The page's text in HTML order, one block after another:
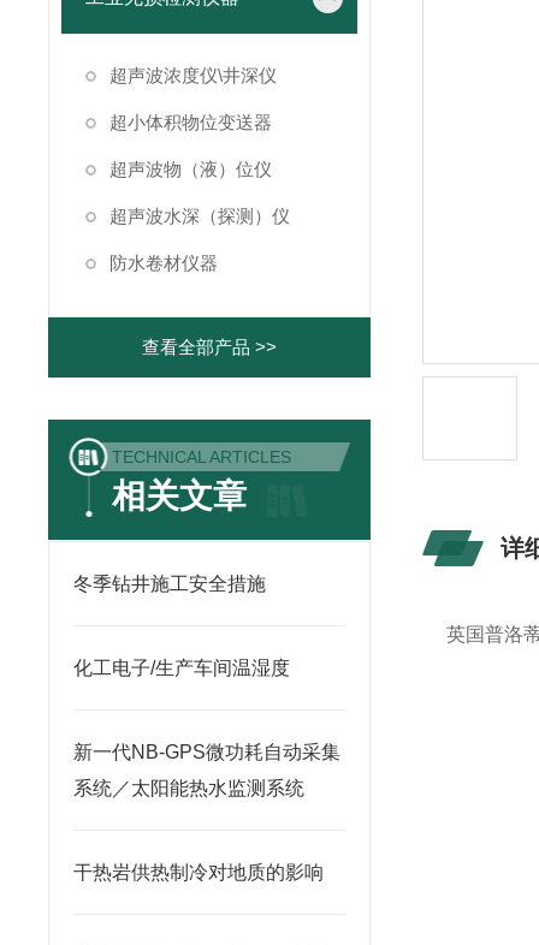
超声波浓度仪\井深仪
超小体积物位变送器
超声波物（液）位仪
超声波水深（探测）仪
防水卷材仪器
查看全部产品 >>
TECHNICAL ARTICLES
相关文章
冬季钻井施工安全措施
化工电子/生产车间温湿度
新一代NB-GPS微功耗自动采集
系统／太阳能热水监测系统
干热岩供热制冷对地质的影响
详
英国普洛